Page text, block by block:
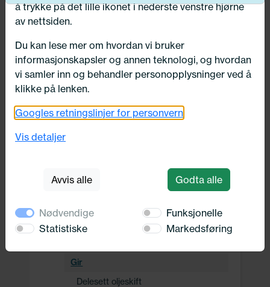
Velg kjøretøy
Drivverk
Clutch
Fjæring / demping
Drivbatteri
Gir
Delesett oljeskift
å trykke på det lille ikonet i nederste venstre hjørne
av nettsiden.
Du kan lese mer om hvordan vi bruker
informasjonskapsler og annen teknologi, og hvordan
vi samler inn og behandler personopplysninger ved å
klikke på lenken.
Googles retningslinjer for personvern
Vis detaljer
Avvis alle Godta alle
Nødvendige
Funksjonelle
Statistiske
Markedsføring